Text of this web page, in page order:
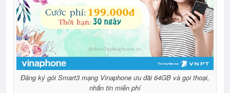
Đăng ký gói Smart3 mạng Vinaphone ưu đãi 64GB và gọi thoại,
nhắn tin miễn phí